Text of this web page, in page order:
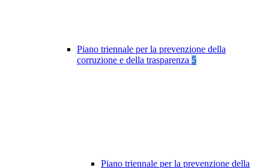
Piano triennale per la prevenzione della
corruzione e della trasparenza 5
Piano triennale per la prevenzione della